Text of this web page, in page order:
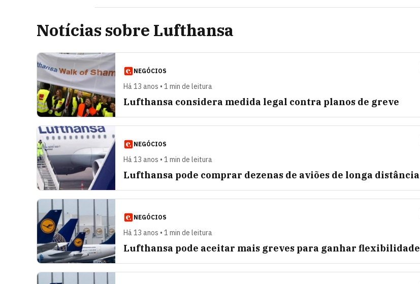
Notícias sobre Lufthansa
NEGÓCIOS
Há 13 anos • 1 min de leitura
Lufthansa considera medida legal contra planos de greve
NEGÓCIOS
Há 13 anos • 1 min de leitura
Lufthansa pode comprar dezenas de aviões de longa distância
NEGÓCIOS
Há 13 anos • 1 min de leitura
Lufthansa pode aceitar mais greves para ganhar flexibilidade